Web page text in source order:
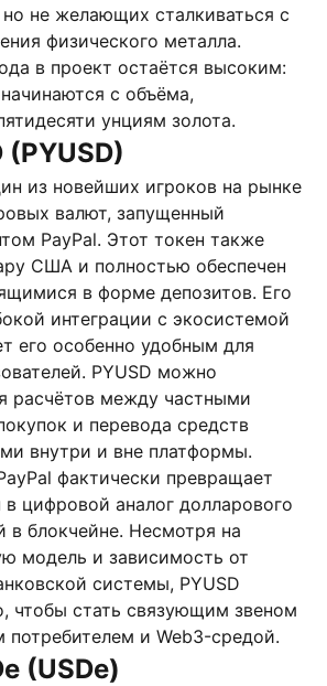
но не желающих сталкиваться с
физического металла.
в проект остаётся высоким:
с объёма,
унциям золота.
(PYUSD)
из новейших игроков на рынке
валют, запущенный
PayPal. Этот токен также
США и полностью обеспечен
в форме депозитов. Его
интеграции с экосистемой
его особенно удобным для
PYUSD можно
расчётов между частными
и перевода средств
внутри и вне платформы.
фактически превращает
цифровой аналог долларового
в блокчейне. Несмотря на
модель и зависимость от
системы, PYUSD
чтобы стать связующим звеном
и Web3-средой.
(USDe)